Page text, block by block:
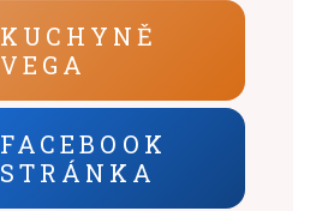
KUCHYNĚ
VEGA
FACEBOOK
STRÁNKA